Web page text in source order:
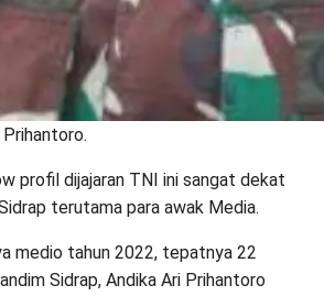
profil dijajaran TNI ini sangat dekat
terutama para awak Media.
medio tahun 2022, tepatnya 22
Sidrap, Andika Ari Prihantoro